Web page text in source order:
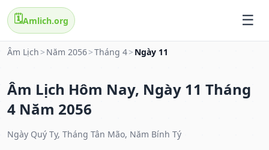
🗓️Amlich.org
Âm Lịch > Năm 2056>Tháng 4> Ngày 11
Âm Lịch Hôm Nay, Ngày 11 Tháng
4 Năm 2056
Ngày Quý Tỵ, Tháng Tân Mão, Năm Bính Tý